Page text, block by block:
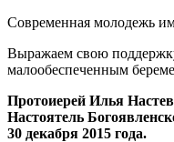
Современная молодежь
Выражаем свою
малообеспеченным
Протоиерей Илья
Настоятель
30 декабря 2015 года.